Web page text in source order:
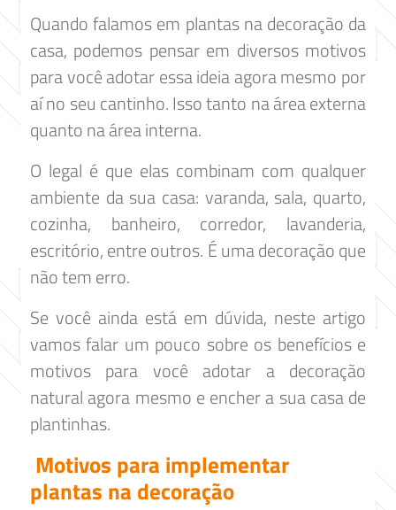
Quando falamos em plantas na decoração da
casa, podemos pensar em diversos motivos
para você adotar essa ideia agora mesmo por
aí no seu cantinho. Isso tanto na área externa
quanto na área interna.
O legal é que elas combinam com qualquer
ambiente da sua casa: varanda, sala, quarto,
cozinha, banheiro, corredor, lavanderia,
escritório, entre outros. É uma decoração que
não tem erro.
Se você ainda está em dúvida, neste artigo
vamos falar um pouco sobre os benefícios e
motivos para você adotar a decoração
natural agora mesmo e encher a sua casa de
plantinhas.
Motivos para implementar
plantas na decoração